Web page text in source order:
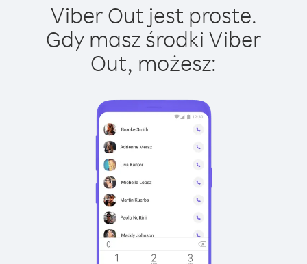
Viber Out jest proste.
Gdy masz środki Viber
Out, możesz: